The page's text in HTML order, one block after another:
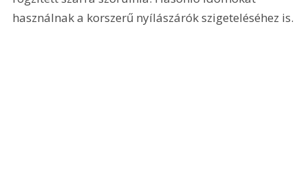
használnak a korszerű nyílászárók szigeteléséhez is.